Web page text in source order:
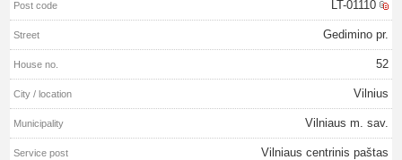
LT-01110
Gedimino pr.
52
Vilnius
Vilniaus m. sav.
Vilniaus centrinis paštas